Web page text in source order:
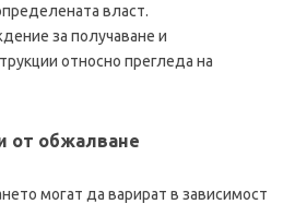
власт.
за получаване и
относно прегледа на
от обжалване
могат да варират в зависимост